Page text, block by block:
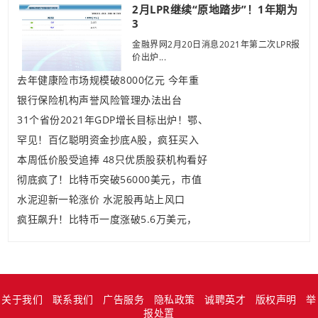
2月LPR继续“原地踏步”！1年期为
3
金融界网2月20日消息2021年第二次LPR报
价出炉...
去年健康险市场规模破8000亿元 今年重
银行保险机构声誉风险管理办法出台
31个省份2021年GDP增长目标出炉！鄂、
罕见！百亿聪明资金抄底A股，疯狂买入
本周低价股受追捧 48只优质股获机构看好
彻底疯了！比特币突破56000美元，市值
水泥迎新一轮涨价 水泥股再站上风口
疯狂飙升！比特币一度涨破5.6万美元，
关于我们 联系我们 广告服务 隐私政策 诚聘英才 版权声明
举
报处置